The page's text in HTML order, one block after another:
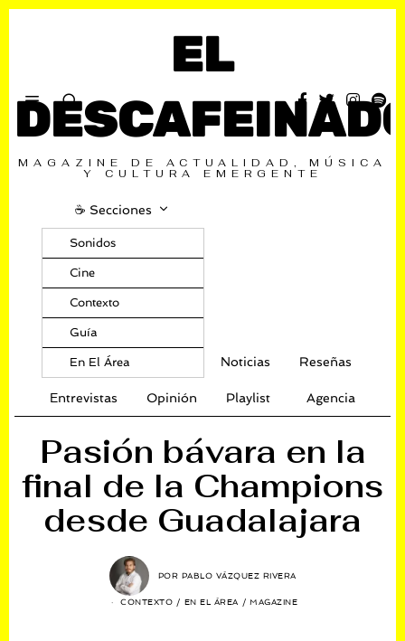
EL
MAGAZINE DE ACTUALIDAD, MÚSICA
Y CULTURA EMERGENTE
☕️ Secciones
Sonidos
Cine
Contexto
Guía
En El Área Noticias Reseñas
Entrevistas Opinión Playlist Agencia
Pasión bávara en la
final de la Champions
desde Guadalajara
POR PABLO VÁZQUEZ RIVERA
CONTEXTO / EN EL ÁREA / MAGAZINE